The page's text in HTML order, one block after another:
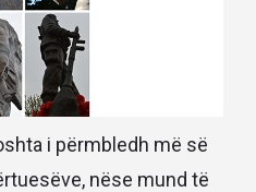
i përmbledh më së
nëse mund të